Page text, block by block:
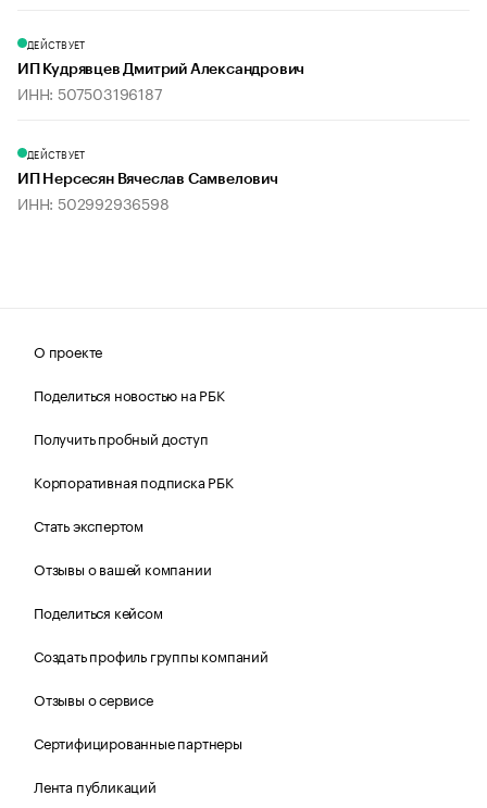
ДЕЙСТВУЕТ
ИП Кудрявцев Дмитрий Александрович
ИНН: 507503196187
ДЕЙСТВУЕТ
ИП Нерсесян Вячеслав Самвелович
ИНН: 502992936598
О проекте
Поделиться новостью на РБК
Получить пробный доступ
Корпоративная подписка РБК
Стать экспертом
Отзывы о вашей компании
Поделиться кейсом
Создать профиль группы компаний
Отзывы о сервисе
Сертифицированные партнеры
Лента публикаций